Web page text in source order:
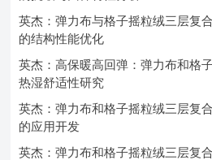
英杰：弹力布与格子摇粒绒三层复
的结构性能优化
英杰：高保暖高回弹：弹力布和格
热湿舒适性研究
英杰：弹力布和格子摇粒绒三层复
的应用开发
英杰：弹力布和格子摇粒绒三层复